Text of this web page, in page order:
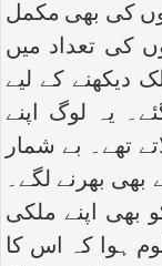
کی بھی مکمل
کی تعداد میں
دیکھنے کے لیے
یہ لوگ اپنے
تھے۔ بے شمار
بھی بھرنے لگے۔
بھی اپنے ملکی
ہوا کہ اس کا